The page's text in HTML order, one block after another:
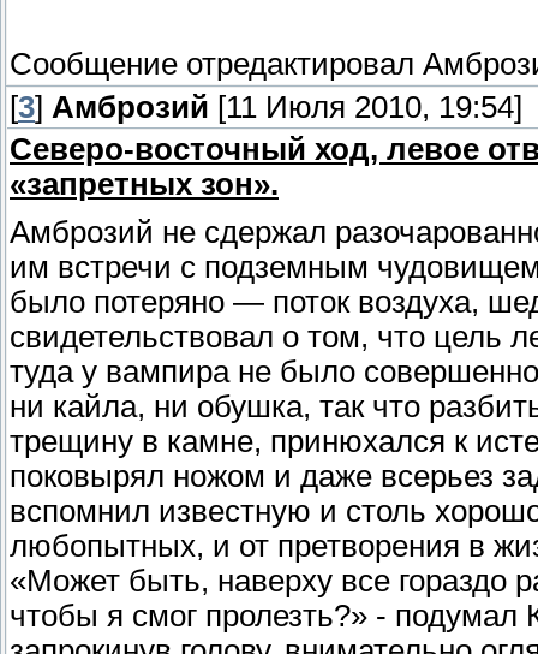
Сообщение отредактировал
[3] Амброзий [11 Июля 2010, 19:54]
Северо-восточный ход, левое
«запретных зон».
Амброзий не сдержал
им встречи с подземным
было потеряно — поток воздуха,
свидетельствовал о том, что цель
туда у вампира не было
ни кайла, ни обушка, так что
трещину в камне, принюхался к
поковырял ножом и даже всерьез
вспомнил известную и столь
любопытных, и от претворения в
«Может быть, наверху все гораздо
чтобы я смог пролезть?» -